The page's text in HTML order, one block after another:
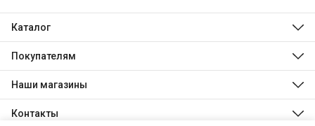
Каталог
Стиральные и сушильные машины
Варочные панели
Покупателям
Технологии Beko
Оплата
Наши магазины
Indesit
Контакты